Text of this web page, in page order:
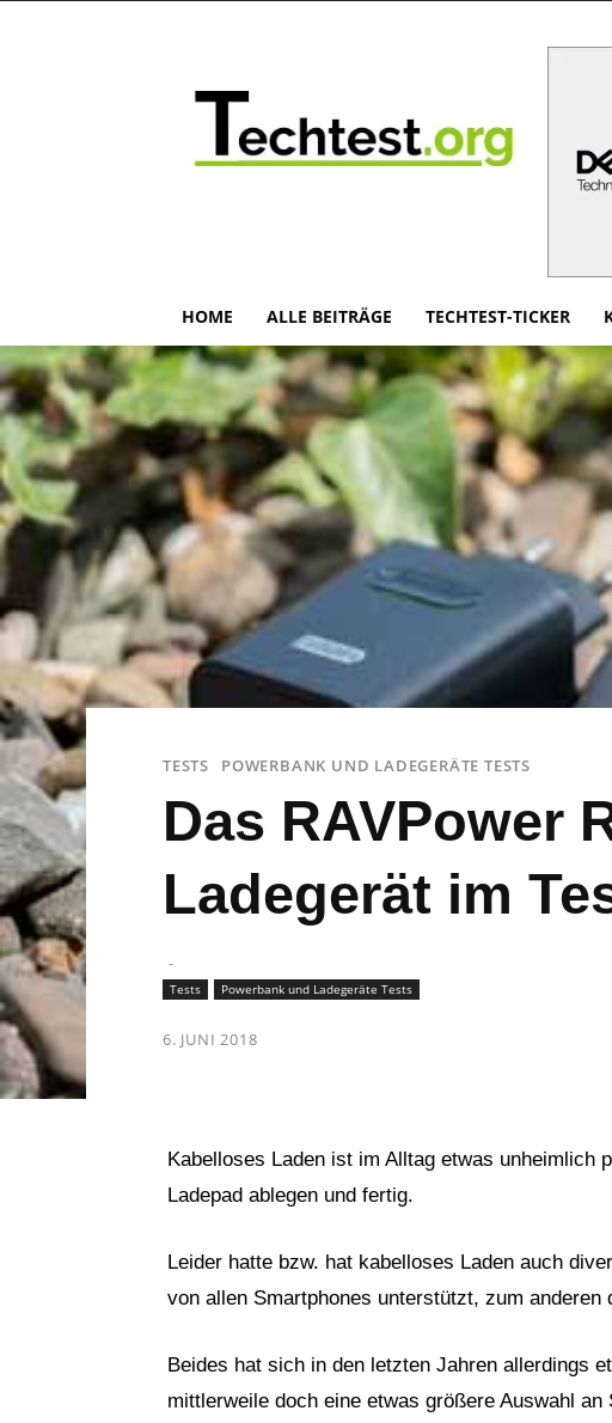
HOME ALLE BEITRÄGE TECHTEST-TICKER
TESTS POWERBANK UND LADEGERÄTE TESTS
Das RAVPower
Ladegerät im
-
Tests
Powerbank und Ladegeräte Tests
6. JUNI 2018
Kabelloses Laden ist im Alltag etwas unheimlich
Ladepad ablegen und fertig.
Leider hatte bzw. hat kabelloses Laden auch
von allen Smartphones unterstützt, zum
Beides hat sich in den letzten Jahren allerdings
mittlerweile doch eine etwas größere Auswahl